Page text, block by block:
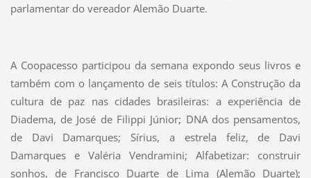
parlamentar do vereador Alemão Duarte.
A Coopacesso participou da semana expondo seus livros e
também com o lançamento de seis títulos: A Construção da
cultura de paz nas cidades brasileiras: a experiência de
Diadema, de José de Filippi Júnior; DNA dos pensamentos,
de Davi Damarques; Sírius, a estrela feliz, de Davi
Damarques e Valéria Vendramini; Alfabetizar: construir
sonhos, de Francisco Duarte de Lima (Alemão Duarte);